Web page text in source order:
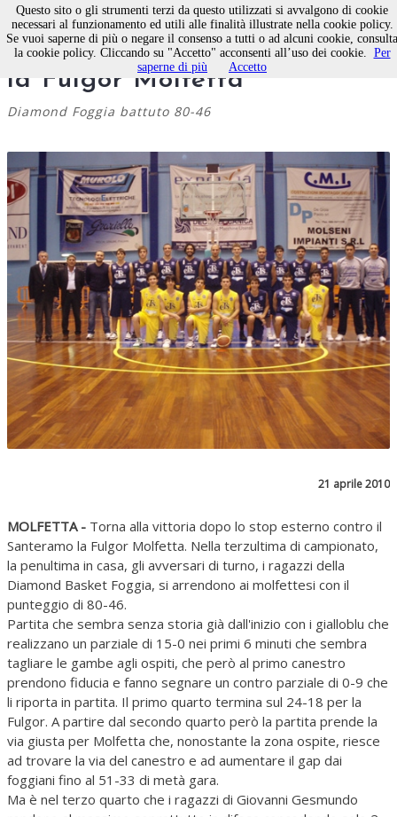
Basket. Ennesima vittoria per
la Fulgor Molfetta
Diamond Foggia battuto 80-46
21 aprile 2010
MOLFETTA - Torna alla vittoria dopo lo stop esterno contro il
Santeramo la Fulgor Molfetta. Nella terzultima di campionato,
la penultima in casa, gli avversari di turno, i ragazzi della
Diamond Basket Foggia, si arrendono ai molfettesi con il
punteggio di 80-46.
Partita che sembra senza storia già dall'inizio con i gialloblu che
realizzano un parziale di 15-0 nei primi 6 minuti che sembra
tagliare le gambe agli ospiti, che però al primo canestro
prendono fiducia e fanno segnare un contro parziale di 0-9 che
li riporta in partita. Il primo quarto termina sul 24-18 per la
Fulgor. A partire dal secondo quarto però la partita prende la
via giusta per Molfetta che, nonostante la zona ospite, riesce
ad trovare la via del canestro e ad aumentare il gap dai
foggiani fino al 51-33 di metà gara.
Ma è nel terzo quarto che i ragazzi di Giovanni Gesmundo
Questo sito o gli strumenti terzi da questo utilizzati si avvalgono di cookie
necessari al funzionamento ed utili alle finalità illustrate nella cookie policy.
Se vuoi saperne di più o negare il consenso a tutti o ad alcuni cookie, consulta
la cookie policy. Cliccando su "Accetto" acconsenti all’uso dei cookie. Per
saperne di più
Accetto